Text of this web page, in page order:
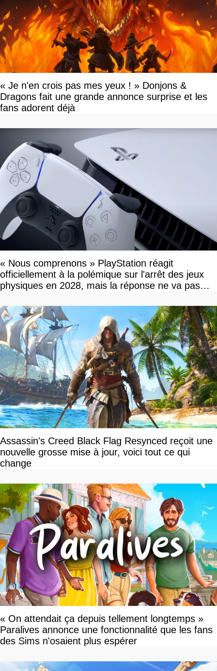
« Je n'en crois pas mes yeux ! » Donjons &
Dragons fait une grande annonce surprise et les
fans adorent déjà
« Nous comprenons » PlayStation réagit
officiellement à la polémique sur l'arrêt des jeux
physiques en 2028, mais la réponse ne va pas
Assassin's Creed Black Flag Resynced reçoit une
nouvelle grosse mise à jour, voici tout ce qui
change
« On attendait ça depuis tellement longtemps »
Paralives annonce une fonctionnalité que les fans
des Sims n'osaient plus espérer